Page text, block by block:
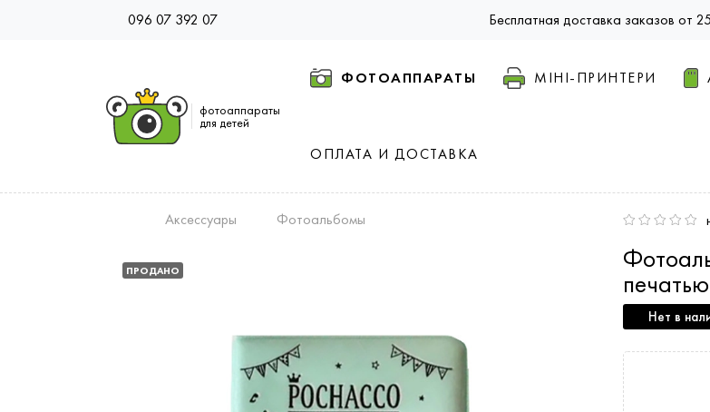
096 07 392 07 Бесплатная доставка заказов от
фотоаппараты
для детей
ФОТОАППАРАТЫ МІНІ-ПРИНТЕРИ
ОПЛАТА И ДОСТАВКА
Аксессуары Фотоальбомы
ПРОДАНО
печатью
Нет в